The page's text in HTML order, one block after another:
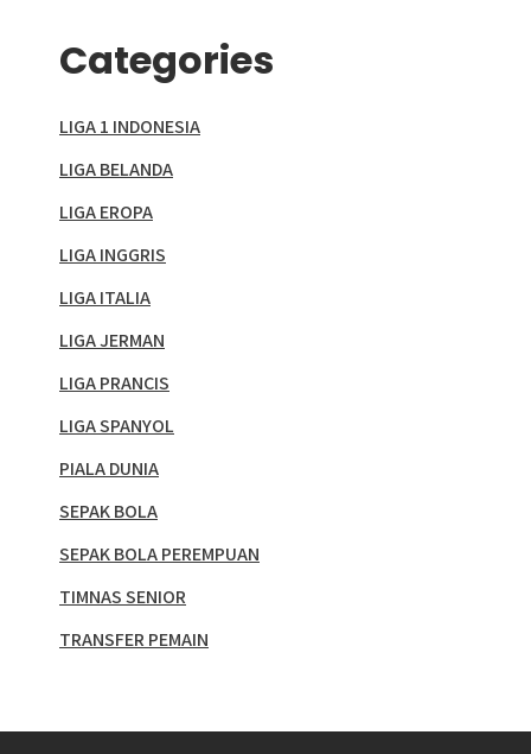
Categories
LIGA 1 INDONESIA
LIGA BELANDA
LIGA EROPA
LIGA INGGRIS
LIGA ITALIA
LIGA JERMAN
LIGA PRANCIS
LIGA SPANYOL
PIALA DUNIA
SEPAK BOLA
SEPAK BOLA PEREMPUAN
TIMNAS SENIOR
TRANSFER PEMAIN